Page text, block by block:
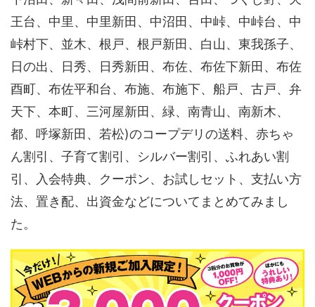
王台、中里、中里新田、中沼田、中峠、中峠台、中
峠村下、並木、根戸、根戸新田、白山、東我孫子、
日の出、日秀、日秀新田、布佐、布佐下新田、布佐
酉町、布佐平和台、布施、布施下、船戸、古戸、弁
天下、本町、三河屋新田、緑、南青山、南新木、
都、呼塚新田、若松)のコープデリの送料、赤ちゃ
ん割引、子育て割引、シルバー割引、ふれあい割
引、入会特典、クーポン、お試しセット、支払い方
法、置き配、出資金などについてまとめてみまし
た。